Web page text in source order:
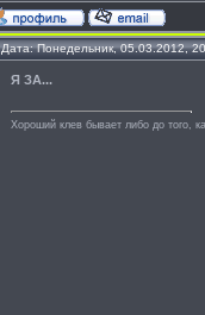
Дата: Понедельник, 05.03.2012,
Я ЗА...
Хороший клев бывает либо до того,